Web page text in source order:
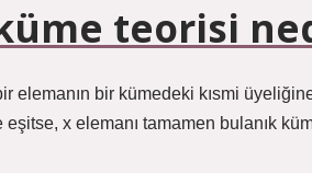
teorisi
elemanın bir kümedeki kısmi
eşitse, x elemanı tamamen bulanık